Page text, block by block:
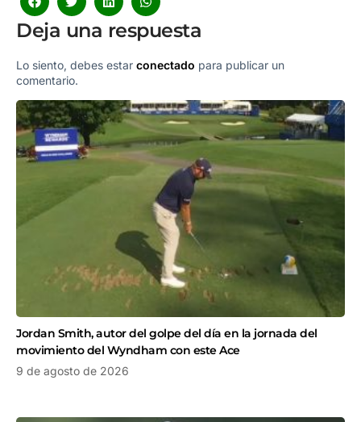
Deja una respuesta
Lo siento, debes estar conectado para publicar un
comentario.
Jordan Smith, autor del golpe del día en la jornada del
movimiento del Wyndham con este Ace
9 de agosto de 2026